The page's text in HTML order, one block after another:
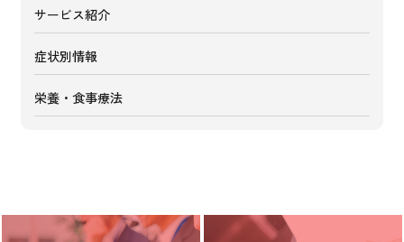
サービス紹介
症状別情報
栄養・食事療法